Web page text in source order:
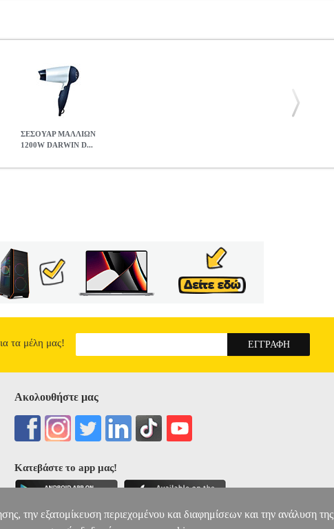
ΣΕΣΟΥΑΡ ΜΑΛΛΙΩΝ
1200W DARWIN D...
τα μέλη μας!
Ακολουθήστε μας
Κατεβάστε το app μας!
την εξατομίκευση περιεχομένου και διαφημίσεων και την ανάλυση της